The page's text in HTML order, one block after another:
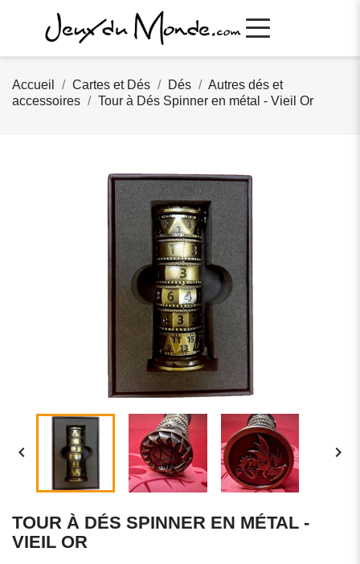
Accueil Cartes et Dés Dés
Autres dés et
accessoires
Tour à Dés Spinner en métal - Vieil Or
 
TOUR À DÉS SPINNER EN MÉTAL -
VIEIL OR